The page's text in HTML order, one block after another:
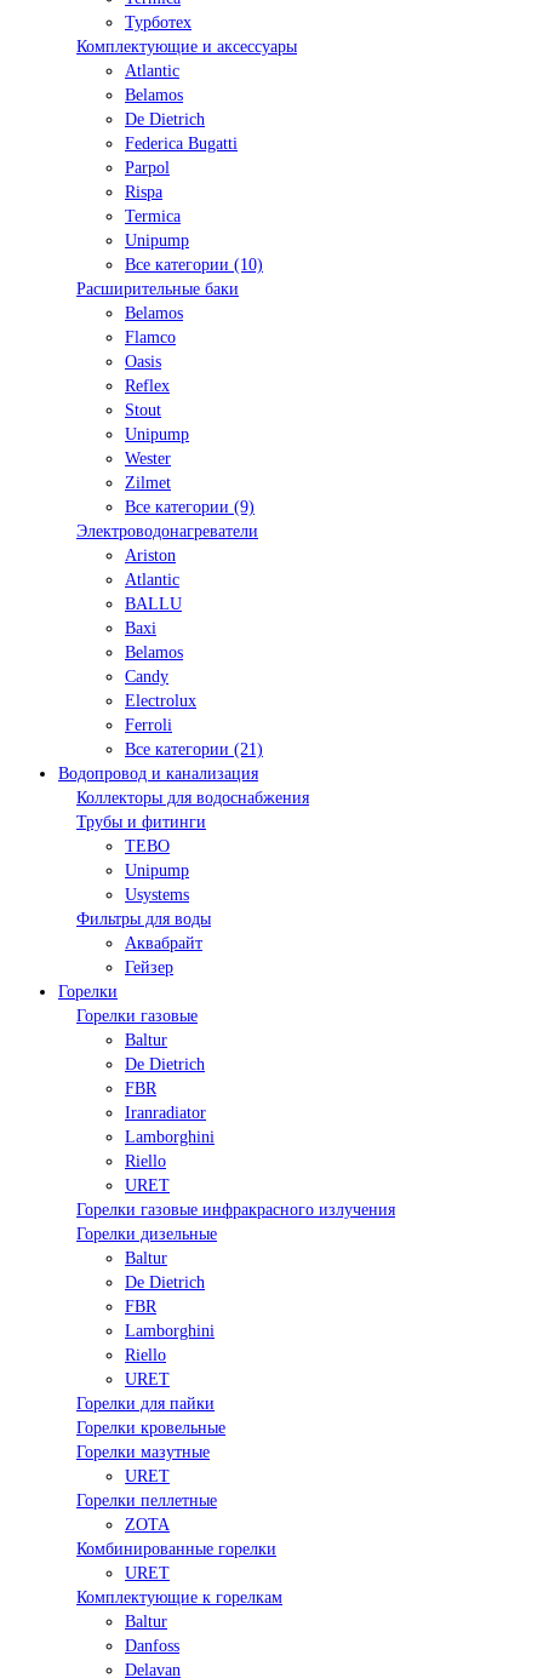
Турботех
Комплектующие и аксессуары
Atlantic
Belamos
De Dietrich
Federica Bugatti
Parpol
Rispa
Termica
Unipump
Все категории (10)
Расширительные баки
Belamos
Flamco
Oasis
Reflex
Stout
Unipump
Wester
Zilmet
Все категории (9)
Электроводонагреватели
Ariston
Atlantic
BALLU
Baxi
Belamos
Candy
Electrolux
Ferroli
Все категории (21)
Водопровод и канализация
Коллекторы для водоснабжения
Трубы и фитинги
TEBO
Unipump
Usystems
Фильтры для воды
Аквабрайт
Гейзер
Горелки
Горелки газовые
Baltur
De Dietrich
FBR
Iranradiator
Lamborghini
Riello
URET
Горелки газовые инфракрасного излучения
Горелки дизельные
Baltur
De Dietrich
FBR
Lamborghini
Riello
URET
Горелки для пайки
Горелки кровельные
Горелки мазутные
URET
Горелки пеллетные
ZOTA
Комбинированные горелки
URET
Комплектующие к горелкам
Baltur
Danfoss
Delavan